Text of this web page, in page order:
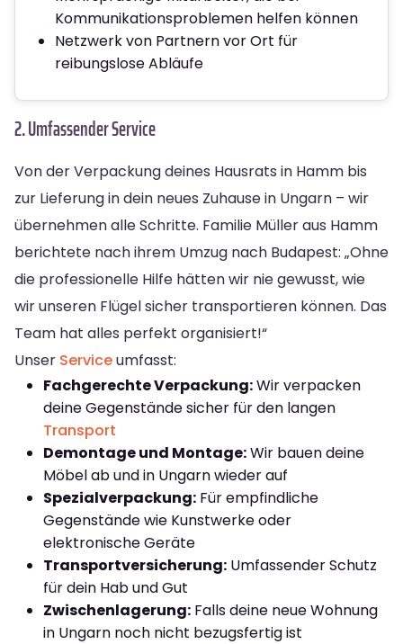
Kommunikationsproblemen helfen können
Netzwerk von Partnern vor Ort für
reibungslose Abläufe
2. Umfassender Service
Von der Verpackung deines Hausrats in Hamm bis
zur Lieferung in dein neues Zuhause in Ungarn – wir
übernehmen alle Schritte. Familie Müller aus Hamm
berichtete nach ihrem Umzug nach Budapest: „Ohne
die professionelle Hilfe hätten wir nie gewusst, wie
wir unseren Flügel sicher transportieren können. Das
Team hat alles perfekt organisiert!“
Unser Serviceumfasst:
Fachgerechte Verpackung:Wir verpacken
deine Gegenstände sicher für den langen
Transport
Demontage und Montage:Wir bauen deine
Möbel ab und in Ungarn wieder auf
Spezialverpackung: Für empfindliche
Gegenstände wie Kunstwerke oder
elektronische Geräte
Transportversicherung: Umfassender Schutz
für dein Hab und Gut
Zwischenlagerung: Falls deine neue Wohnung
in Ungarn noch nicht bezugsfertig ist